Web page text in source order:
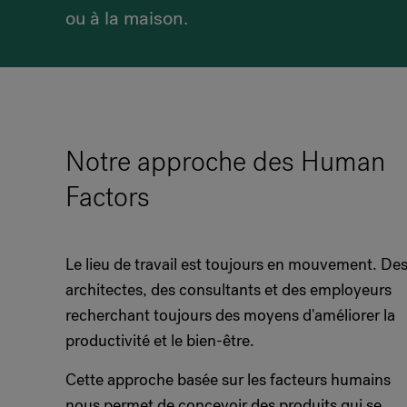
ou à la maison.
Notre approche des Human
Factors
Le lieu de travail est toujours en mouvement. Des
architectes, des consultants et des employeurs
recherchant toujours des moyens d'améliorer la
productivité et le bien-être.
Cette approche basée sur les facteurs humains